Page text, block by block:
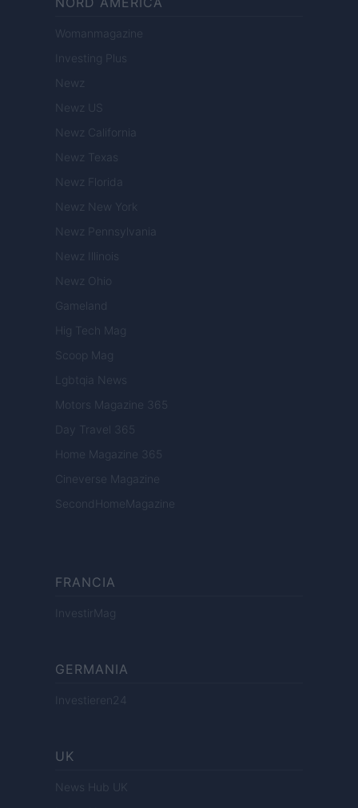
Womanmagazine
Investing Plus
Newz
Newz US
Newz California
Newz Texas
Newz Florida
Newz New York
Newz Pennsylvania
Newz Illinois
Newz Ohio
Gameland
Hig Tech Mag
Scoop Mag
Lgbtqia News
Motors Magazine 365
Day Travel 365
Home Magazine 365
Cineverse Magazine
SecondHomeMagazine
FRANCIA
InvestirMag
GERMANIA
Investieren24
UK
News Hub UK